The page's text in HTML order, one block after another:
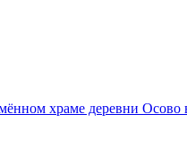
храме деревни